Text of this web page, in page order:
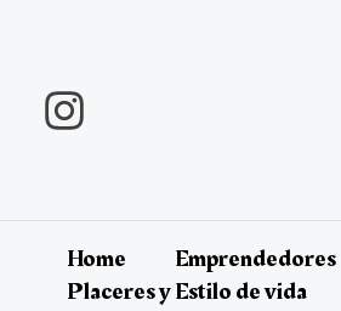
contenido
Home Emprendedores
Placeres y Estilo de vida